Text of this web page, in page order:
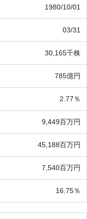
1980/10/01
03/31
30,165千株
785億円
2.77％
9,449百万円
45,188百万円
7,540百万円
16.75％